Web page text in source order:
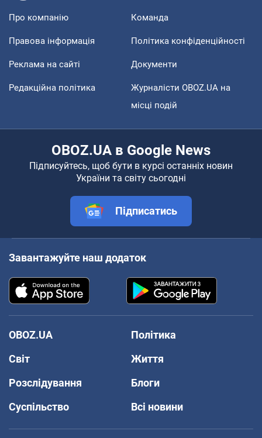
Про компанію Команда
Правова інформація Політика конфіденційності
Реклама на сайті Документи
Редакційна політика
Журналісти OBOZ.UA на
місці подій
OBOZ.UA в Google News
Підписуйтесь, щоб бути в курсі останніх новин
України та світу сьогодні
Підписатись
Завантажуйте наш додаток
OBOZ.UA
Політика
Світ
Життя
Розслідування
Блоги
Суспільство
Всі новини